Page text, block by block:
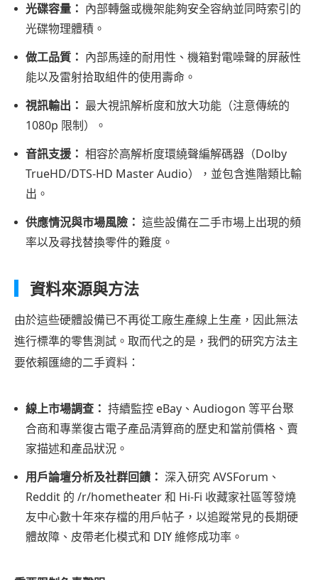
部
分：
什
麼
如
今
多
碟
播
器
如
罕
第
三
部
前
二
的
多
碟
藍
光
播
光碟容量： 內部轉盤或機架能夠安全容納並同時索引的
光碟物理體積。
做工品質： 內部馬達的耐用性、機箱對電噪聲的屏蔽性
能以及雷射拾取組件的使用壽命。
視訊輸出： 最大視訊解析度和放大功能（注意傳統的
1080p 限制）。
音訊支援： 相容於高解析度環繞聲編解碼器（Dolby
TrueHD/DTS-HD Master Audio），並包含進階類比輸
出。
供應情況與市場風險： 這些設備在二手市場上出現的頻
率以及尋找替換零件的難度。
資料來源與方法
由於這些硬體設備已不再從工廠生產線上生產，因此無法
進行標準的零售測試。取而代之的是，我們的研究方法主
要依賴匯總的二手資料：
線上市場調查： 持續監控 eBay、Audiogon 等平台聚
合商和專業復古電子產品清算商的歷史和當前價格、賣
家描述和產品狀況。
用戶論壇分析及社群回饋： 深入研究 AVSForum、
Reddit 的 /r/hometheater 和 Hi-Fi 收藏家社區等發燒
友中心數十年來存檔的用戶帖子，以追蹤常見的長期硬
體故障、皮帶老化模式和 DIY 維修成功率。